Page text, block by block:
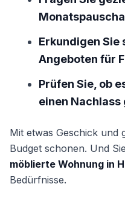
Erkundigen Sie
Angeboten für
Prüfen Sie, ob
einen Nachlass
Mit etwas Geschick und
Budget schonen. Und
möblierte Wohnung in
Bedürfnisse.